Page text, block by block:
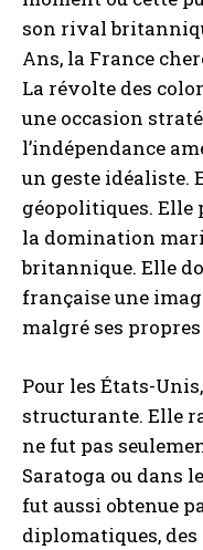
son rival
Ans, la France
La révolte des
une occasion
l’indépendance
un geste idéaliste.
géopolitiques. Elle
la domination
britannique. Elle
française une
malgré ses
Pour les États-
structurante. Elle
ne fut pas
Saratoga ou dans
fut aussi obtenue
diplomatiques, des